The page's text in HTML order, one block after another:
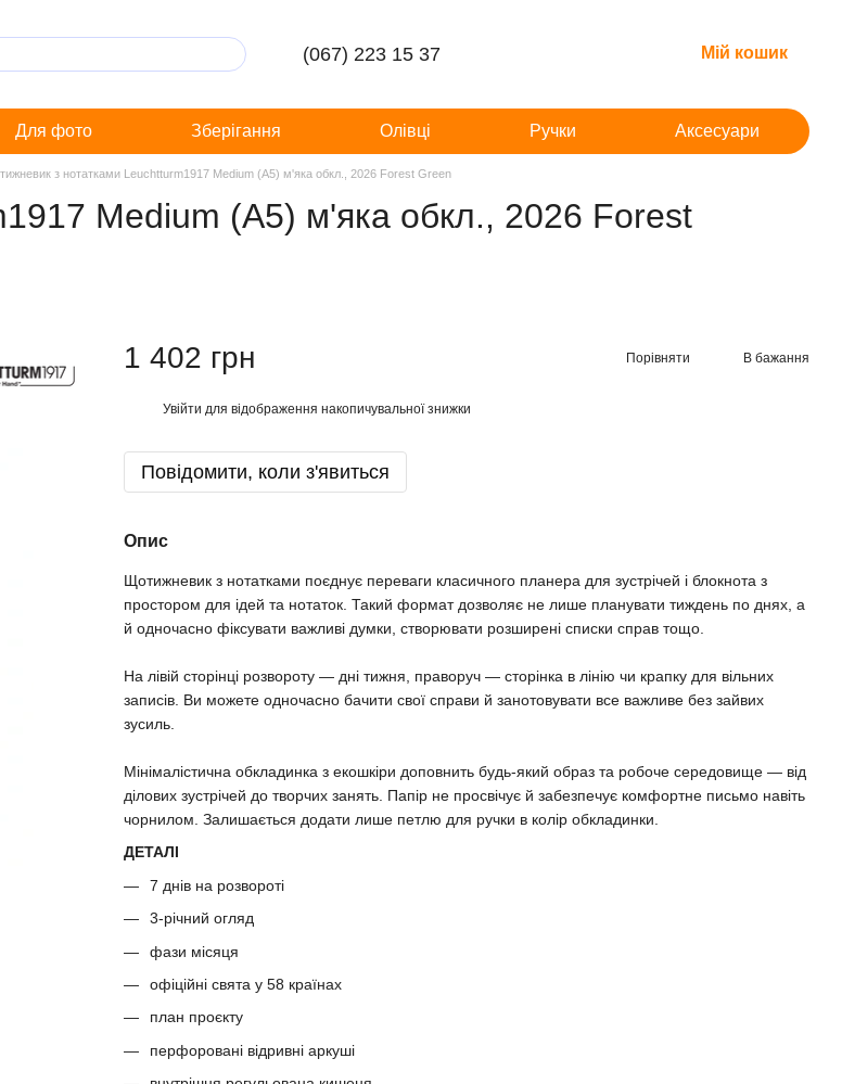
(067) 223 15 37 Мій кошик
Для фото Зберігання Олівці Ручки Аксесуари
з нотатками Leuchtturm1917 Medium (A5) м'яка обкл., 2026 Forest Green
Medium (A5) м'яка обкл., 2026 Forest
1 402 грн Порівняти В бажання
Увійти для відображення накопичувальної знижки
Повідомити, коли з'явиться
Опис
Щотижневик з нотатками поєднує переваги класичного планера для зустрічей і блокнота з
простором для ідей та нотаток. Такий формат дозволяє не лише планувати тиждень по днях, а
й одночасно фіксувати важливі думки, створювати розширені списки справ тощо.
На лівій сторінці розвороту — дні тижня, праворуч — сторінка в лінію чи крапку для вільних
записів. Ви можете одночасно бачити свої справи й занотовувати все важливе без зайвих
зусиль.
Мінімалістична обкладинка з екошкіри доповнить будь-який образ та робоче середовище — від
ділових зустрічей до творчих занять. Папір не просвічує й забезпечує комфортне письмо навіть
чорнилом. Залишається додати лише петлю для ручки в колір обкладинки.
ДЕТАЛІ
7 днів на розвороті
3-річний огляд
фази місяця
офіційні свята у 58 країнах
план проєкту
перфоровані відривні аркуші